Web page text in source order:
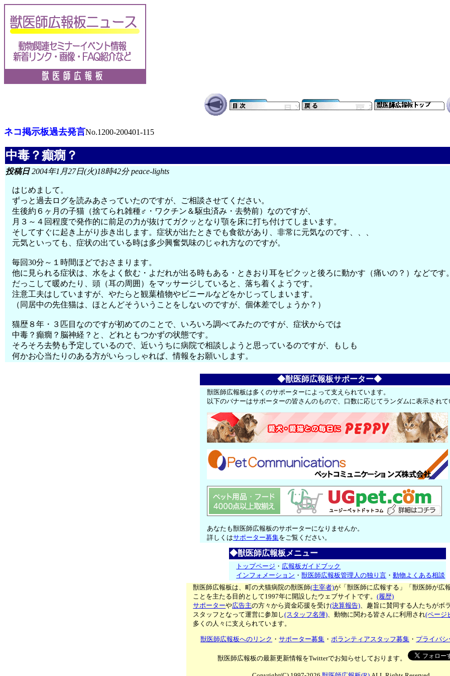
ネコ掲示板過去発言No.1200-200401-115
中毒？癲癇？
投稿日2004年1月27日(火)18時42分 peace-lights
はじめまして。
ずっと過去ログを読みあさっていたのですが、ご相談させてください。
生後約６ヶ月の子猫（捨てられ雑種♂・ワクチン＆駆虫済み・去勢前）なのですが、
月３～４回程度で発作的に前足の力が抜けてガクッとなり顎を床に打ち付けてしまいます。
そしてすぐに起き上がり歩き出します。症状が出たときでも食欲があり、非常に元気なのです、、、
元気といっても、症状の出ている時は多少興奮気味のじゃれ方なのですが。
毎回30分～１時間ほどでおさまります。
他に見られる症状は、水をよく飲む・よだれが出る時もある・ときおり耳をピクッと後ろに動かす（痛いの？）などです。
だっこして暖めたり、頭（耳の周囲）をマッサージしていると、落ち着くようです。
注意工夫はしていますが、やたらと観葉植物やビニールなどをかじってしまいます。
（同居中の先住猫は、ほとんどそういうことをしないのですが、個体差でしょうか？）
猫歴８年・３匹目なのですが初めてのことで、いろいろ調べてみたのですが、症状からでは
中毒？癲癇？脳神経？と、どれともつかずの状態です。
そろそろ去勢も予定しているので、近いうちに病院で相談しようと思っているのですが、もしも
何かお心当たりのある方がいらっしゃれば、情報をお願いします。
◆獣医師広報板サポーター◆
獣医師広報板は多くのサポーターによって支えられています。
以下のバナーはサポーターの皆さんのもので、口数に応じてランダムに表示されて
あなたも獣医師広報板のサポーターになりませんか。
詳しくはサポーター募集をご覧ください。
◆獣医師広報板メニュー
トップページ ・ 広報板ガイドブック
インフォメーション ・獣医師広報板管理人の独り言 ・動物よくある相談
獣医師広報板は、町の犬猫病院の獣医師(主宰者)が「獣医師に広報する」「獣医師が広報
ことを主たる目的として1997年に開設したウェブサイトです。(履歴)
サポーターや広告主の方々から資金応援を受け(決算報告)、趣旨に賛同する人たちがボ
スタッフとなって運営に参加し(スタッフ名簿)、動物に関わる皆さんに利用され(ページ
多くの人々に支えられています。
獣医師広報板へのリンク ・サポーター募集 ・ボランティアスタッフ募集 ・ プライバ
獣医師広報板の最新更新情報をTwitterでお知らせしております。